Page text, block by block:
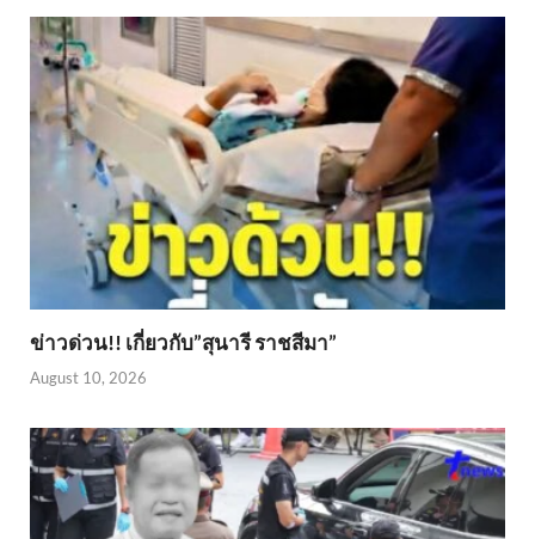
ข่าวด่วน!! เกี่ยวกับ”สุนารี ราชสีมา”
August 10, 2026